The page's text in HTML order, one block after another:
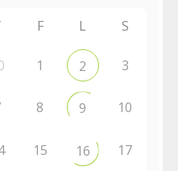
F L S
1 2 3
8 9 10
15 16 17